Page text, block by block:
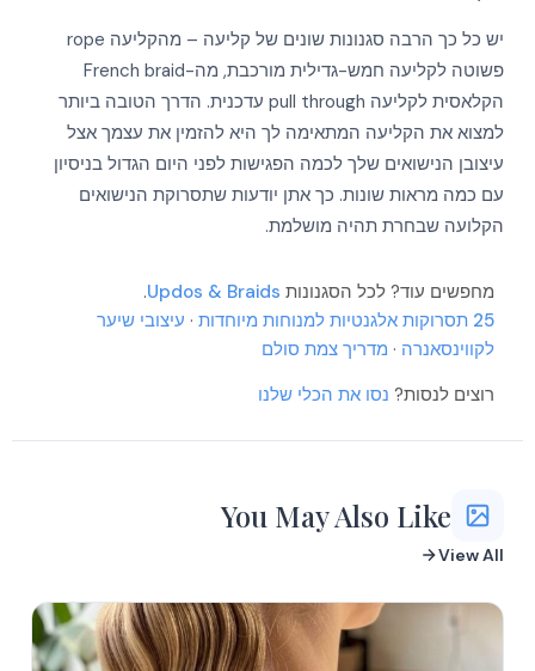
יש כל כך הרבה סגנונות שונים של קליעה – מהקליעה rope
פשוטה לקליעה חמש-גדילית מורכבת, מה-French braid
הקלאסית לקליעה pull through עדכנית. הדרך הטובה ביותר
למצוא את הקליעה המתאימה לך היא להזמין את עצמך אצל
עיצובן הנישואים שלך לכמה הפגישות לפני היום הגדול בניסיון
עם כמה מראות שונות. כך אתן יודעות שתסרוקת הנישואים
הקלועה שבחרת תהיה מושלמת.
מחפשים עוד? לכל הסגנונות Updos & Braids
.
25 תסרוקות אלגנטיות למנוחות מיוחדות
· עיצובי שיער
לקווינסאנרה · מדריך צמת סולם
רוצים לנסות? נסו את הכלי שלנו
You May Also Like
View All